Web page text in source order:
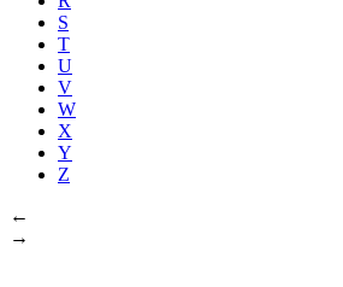
S
T
U
V
W
X
Y
Z
←
→